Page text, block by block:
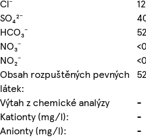
Cl⁻
SO₄²⁻
HCO₃⁻
NO₃⁻
NO₂⁻
Obsah rozpuštěných pevných
látek:
Výtah z chemické analýzy
-
Kationty (mg/l):
-
Anionty (mg/l):
-